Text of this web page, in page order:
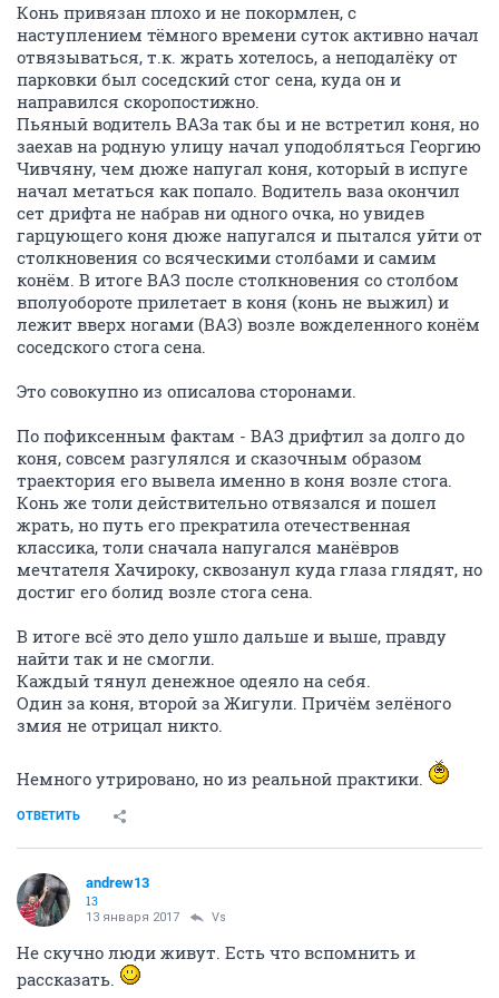
Конь привязан плохо и не покормлен, с
наступлением тёмного времени суток активно начал
отвязываться, т.к. жрать хотелось, а неподалёку от
парковки был соседский стог сена, куда он и
направился скоропостижно.
Пьяный водитель ВАЗа так бы и не встретил коня, но
заехав на родную улицу начал уподобляться Георгию
Чивчяну, чем дюже напугал коня, который в испуге
начал метаться как попало. Водитель ваза окончил
сет дрифта не набрав ни одного очка, но увидев
гарцующего коня дюже напугался и пытался уйти от
столкновения со всяческими столбами и самим
конём. В итоге ВАЗ после столкновения со столбом
вполуобороте прилетает в коня (конь не выжил) и
лежит вверх ногами (ВАЗ) возле вожделенного конём
соседского стога сена.
Это совокупно из описалова сторонами.
По пофиксенным фактам - ВАЗ дрифтил за долго до
коня, совсем разгулялся и сказочным образом
траектория его вывела именно в коня возле стога.
Конь же толи действительно отвязался и пошел
жрать, но путь его прекратила отечественная
классика, толи сначала напугался манёвров
мечтателя Хачироку, сквозанул куда глаза глядят, но
достиг его болид возле стога сена.
В итоге всё это дело ушло дальше и выше, правду
найти так и не смогли.
Каждый тянул денежное одеяло на себя.
Один за коня, второй за Жигули. Причём зелёного
змия не отрицал никто.
Немного утрировано, но из реальной практики.
ОТВЕТИТЬ
andrew13
13
13 января 2017 Vs
Не скучно люди живут. Есть что вспомнить и
рассказать.